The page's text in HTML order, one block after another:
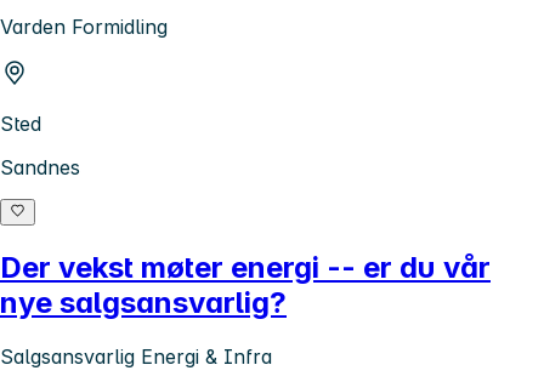
Varden Formidling
Sted
Sandnes
Der vekst møter energi -- er du vår
nye salgsansvarlig?
Salgsansvarlig Energi & Infra